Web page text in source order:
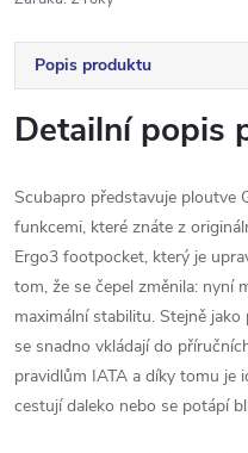
Popis produktu
Detailní popis
Scubapro představuje ploutve
funkcemi, které znáte z
Ergo3 footpocket, který je
tom, že se čepel změnila: nyní
maximální stabilitu. Stejně
se snadno vkládají do
pravidlům IATA a díky tomu je
cestují daleko nebo se potápí